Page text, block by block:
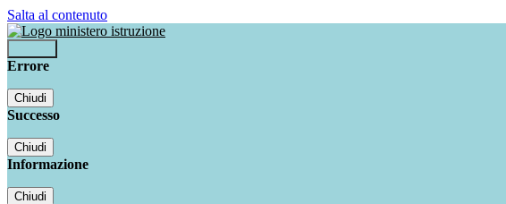
Salta al contenuto
Errore
Chiudi
Successo
Chiudi
Informazione
Chiudi